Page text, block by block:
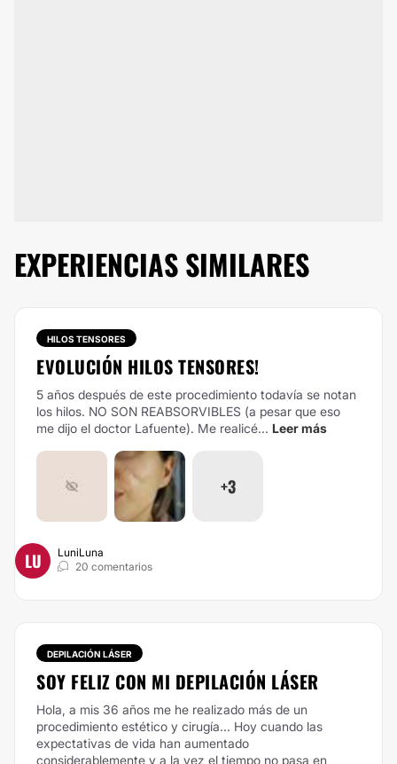
EXPERIENCIAS SIMILARES
HILOS TENSORES
EVOLUCIÓN HILOS TENSORES!
5 años después de este procedimiento todavía se notan
los hilos. NO SON REABSORVIBLES (a pesar que eso
me dijo el doctor Lafuente). Me realicé... Leer más
+3
LU
LuniLuna
20 comentarios
DEPILACIÓN LÁSER
SOY FELIZ CON MI DEPILACIÓN LÁSER
Hola, a mis 36 años me he realizado más de un
procedimiento estético y cirugía... Hoy cuando las
expectativas de vida han aumentado
considerablemente y a la vez el tiempo no pasa en